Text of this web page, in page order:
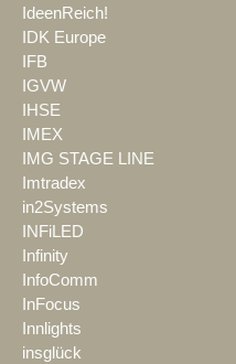
IdeenReich!
IDK Europe
IFB
IGVW
IHSE
IMEX
IMG STAGE LINE
Imtradex
in2Systems
INFiLED
Infinity
InfoComm
InFocus
Innlights
insglück